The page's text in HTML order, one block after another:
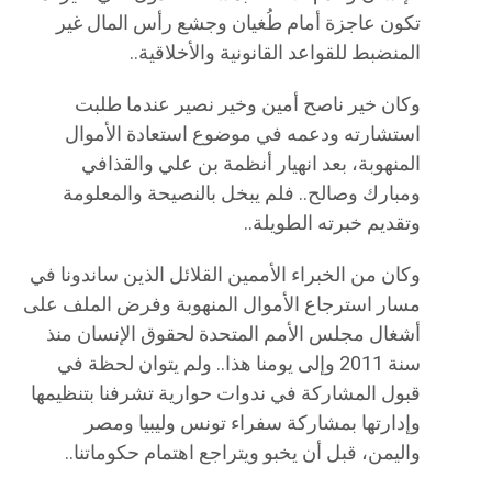
تكون عاجزة أمام طُغيان وجشع رأس المال غير
المنضبط للقواعد القانونية والأخلاقية..
وكان خير ناصح أمين وخير نصير عندما طلبت
استشارته ودعمه في موضوع استعادة الأموال
المنهوبة، بعد انهيار أنظمة بن علي والقذافي
ومبارك وصالح.. فلم يبخل بالنصيحة والمعلومة
وتقديم خبرته الطويلة..
وكان من الخبراء الأممين القلائل الذين ساندونا في
مسار استرجاع الأموال المنهوبة وفرض الملف على
أشغال مجلس الأمم المتحدة لحقوق الإنسان منذ
سنة 2011 وإلى يومنا هذا.. ولم يتوان لحظة في
قبول المشاركة في ندوات حوارية تشرفنا بتنظيمها
وإدارتها بمشاركة سفراء تونس وليبيا ومصر
واليمن، قبل أن يخبو ويتراجع اهتمام حكوماتنا..